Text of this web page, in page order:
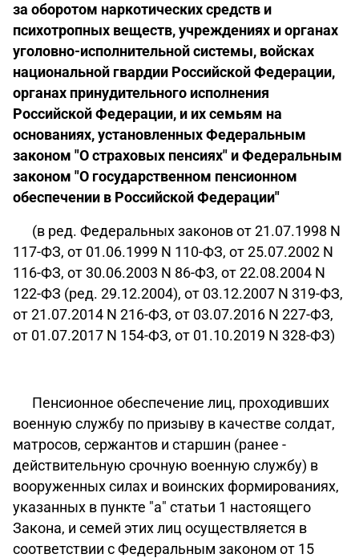
за оборотом наркотических средств и
психотропных веществ, учреждениях и органах
уголовно-исполнительной системы, войсках
национальной гвардии Российской Федерации,
органах принудительного исполнения
Российской Федерации, и их семьям на
основаниях, установленных Федеральным
законом "О страховых пенсиях" и Федеральным
законом "О государственном пенсионном
обеспечении в Российской Федерации"
(в ред. Федеральных законов от 21.07.1998 N
117-ФЗ, от 01.06.1999 N 110-ФЗ, от 25.07.2002 N
116-ФЗ, от 30.06.2003 N 86-ФЗ, от 22.08.2004 N
122-ФЗ (ред. 29.12.2004), от 03.12.2007 N 319-ФЗ,
от 21.07.2014 N 216-ФЗ, от 03.07.2016 N 227-ФЗ,
от 01.07.2017 N 154-ФЗ, от 01.10.2019 N 328-ФЗ)
Пенсионное обеспечение лиц, проходивших
военную службу по призыву в качестве солдат,
матросов, сержантов и старшин (ранее -
действительную срочную военную службу) в
вооруженных силах и воинских формированиях,
указанных в пункте "а" статьи 1 настоящего
Закона, и семей этих лиц осуществляется в
соответствии с Федеральным законом от 15